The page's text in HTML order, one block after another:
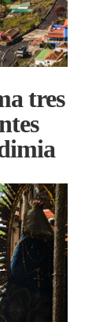
tres